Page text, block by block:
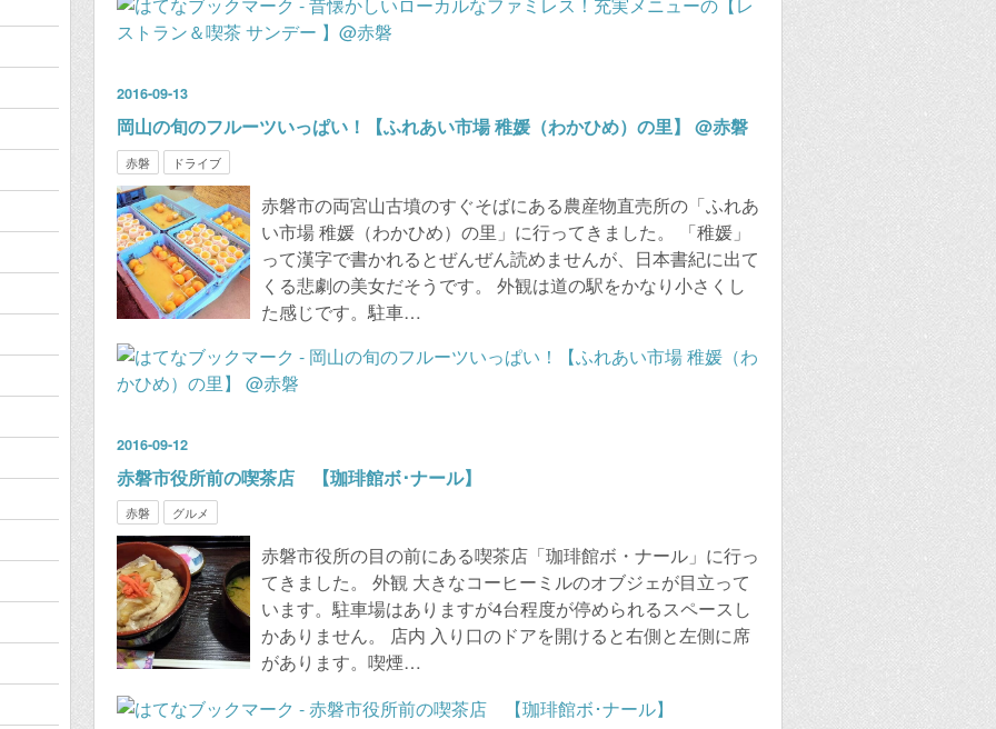
2016-09-13
岡山の旬のフルーツいっぱい！【ふれあい市場 稚媛（わかひめ）の里】 @赤磐
赤磐 ドライブ
赤磐市の両宮山古墳のすぐそばにある農産物直売所の「ふれあ
い市場 稚媛（わかひめ）の里」に行ってきました。 「稚媛」
って漢字で書かれるとぜんぜん読めませんが、日本書紀に出て
くる悲劇の美女だそうです。 外観は道の駅をかなり小さくし
た感じです。駐車…
2016-09-12
赤磐市役所前の喫茶店 【珈琲館ボ･ナール】
赤磐 グルメ
赤磐市役所の目の前にある喫茶店「珈琲館ボ・ナール」に行っ
てきました。 外観 大きなコーヒーミルのオブジェが目立って
います。駐車場はありますが4台程度が停められるスペースし
かありません。 店内 入り口のドアを開けると右側と左側に席
があります。喫煙…